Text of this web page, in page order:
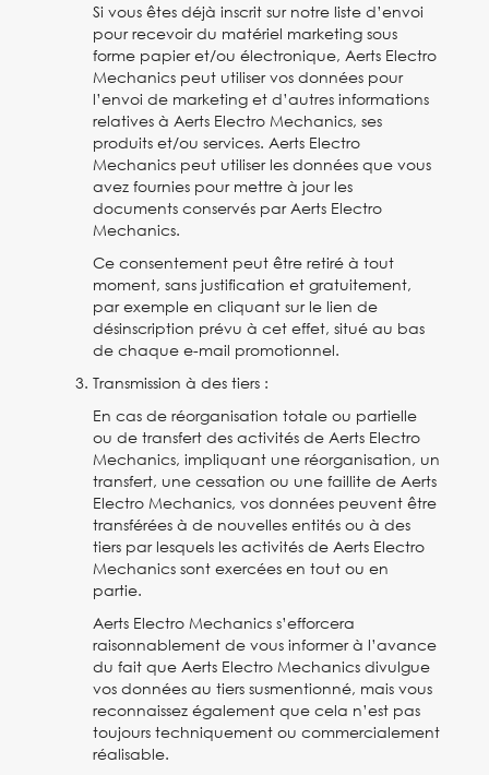
Si vous êtes déjà inscrit sur notre liste d’envoi
pour recevoir du matériel marketing sous
forme papier et/ou électronique, Aerts Electro
Mechanics peut utiliser vos données pour
l’envoi de marketing et d’autres informations
relatives à Aerts Electro Mechanics, ses
produits et/ou services. Aerts Electro
Mechanics peut utiliser les données que vous
avez fournies pour mettre à jour les
documents conservés par Aerts Electro
Mechanics.
Ce consentement peut être retiré à tout
moment, sans justification et gratuitement,
par exemple en cliquant sur le lien de
désinscription prévu à cet effet, situé au bas
de chaque e-mail promotionnel.
Transmission à des tiers :
En cas de réorganisation totale ou partielle
ou de transfert des activités de Aerts Electro
Mechanics, impliquant une réorganisation, un
transfert, une cessation ou une faillite de Aerts
Electro Mechanics, vos données peuvent être
transférées à de nouvelles entités ou à des
tiers par lesquels les activités de Aerts Electro
Mechanics sont exercées en tout ou en
partie.
Aerts Electro Mechanics s’efforcera
raisonnablement de vous informer à l’avance
du fait que Aerts Electro Mechanics divulgue
vos données au tiers susmentionné, mais vous
reconnaissez également que cela n’est pas
toujours techniquement ou commercialement
réalisable.